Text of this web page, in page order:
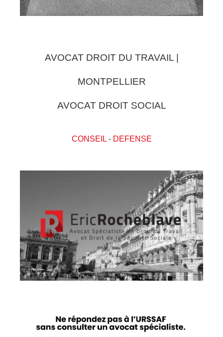
AVOCAT DROIT DU TRAVAIL |
MONTPELLIER
AVOCAT DROIT SOCIAL
CONSEIL- DEFENSE